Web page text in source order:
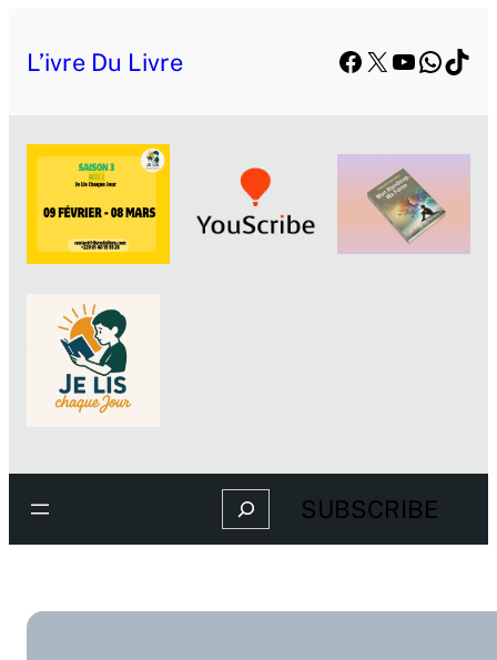
L’ivre Du Livre Facebook
X YouTube
Search SUBSCRIBE